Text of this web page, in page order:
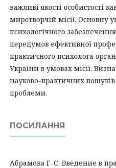
важливі якості особистості
миротворчій місії. Основну
психологічного
передумов ефективної
практичного психолога
України в умовах місії.
науково-практичних
проблеми.
ПОСИЛАННЯ
Абрамова Г. С. Введение в